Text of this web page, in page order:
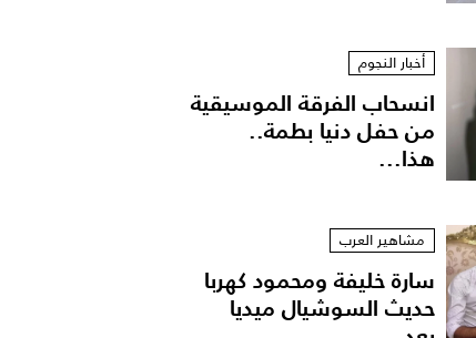
أخبار النجوم
انسحاب الفرقة الموسيقية
من حفل دنيا بطمة..
هذا...
مشاهير العرب
سارة خليفة ومحمود كهربا
حديث السوشيال ميديا